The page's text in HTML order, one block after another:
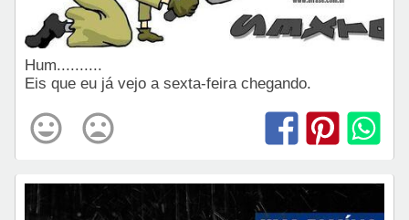
Hum..........
Eis que eu já vejo a sexta-feira chegando.